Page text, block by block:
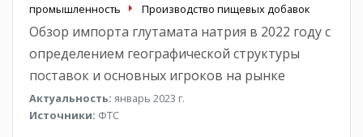
промышленность
Производство пищевых добавок
Обзор импорта глутамата натрия в 2022 году с
определением географической структуры
поставок и основных игроков на рынке
Актуальность: январь 2023 г.
Источники: ФТС